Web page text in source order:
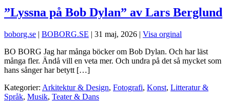
”Lyssna på Bob Dylan” av Lars Berglund
boborg.se | BOBORG.SE | 31 maj, 2026 | Visa orginal
BO BORG Jag har många böcker om Bob Dylan. Och har läst
många fler. Ändå vill en veta mer. Och undra på det så mycket som
hans sånger har betytt […]
Kategorier: Arkitektur & Design, Fotografi, Konst, Litteratur &
Språk, Musik, Teater & Dans